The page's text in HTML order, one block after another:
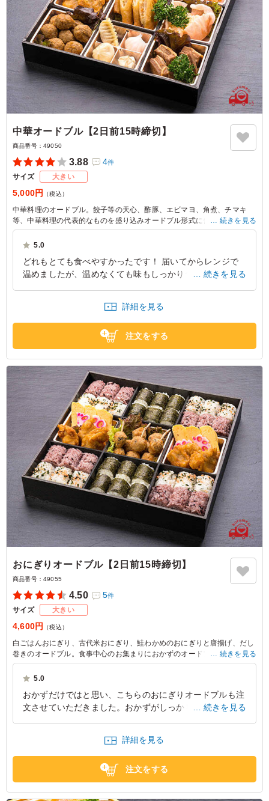
中華オードブル【2日前15時締切】
商品番号： 49050
3.88 4件
サイズ 大きい
5,000円 （税込）
中華料理のオードブル。餃子等の天心、酢豚、エビマヨ、角煮、チマキ
等、中華料理の代表的なものを盛り込みオードブル形式に仕上げました。
※1オードブルで最大箸セット(箸､爪楊枝､おしぼり)8個まで無料でつけさ
※通常は1オードブルに付き、箸セット6個付けさせていただきます。
※箸セット8個以上は、1箸セット20円のオプション追加料金をいただき
続きを見る
5.0
どれもとても食べやすかったです！ 届いてからレンジで
温めましたが、温めなくても味もしっかりついていたので
大阪府豊中市上新田2024/12/14
続きを見る
詳細を見る
注文をする
おにぎりオードブル【2日前15時締切】
商品番号： 49055
4.50 5件
サイズ 大きい
4,600円 （税込）
白ごはんおにぎり、古代米おにぎり、鮭わかめのおにぎりと唐揚げ、だし
巻きのオードブル。食事中心のお集まりにおかずのオードブルとご一緒に
いかがでしょうか？
せていただきます。
※通常は1オードブルに付き、箸セット6個付けさせていただきます。
※ご希望がありましたら、必要本数を備考欄に記載お願い致します。
続きを見る
5.0
おかずだけではと思い、こちらのおにぎりオードブルも注
文させていただきました。おかずがしっかりと味付けされ
大阪府大阪市淀川区加島2025/03/15
続きを見る
詳細を見る
注文をする